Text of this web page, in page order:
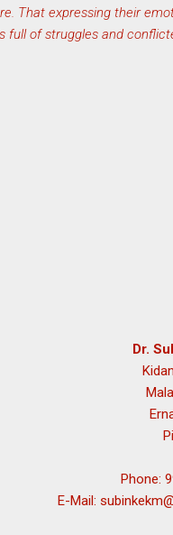
That expressing their
full of struggles and
Dr.
Phone:
E-Mail: